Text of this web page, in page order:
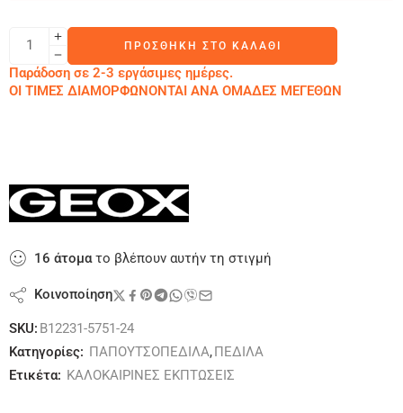
ΠΡΟΣΘΉΚΗ ΣΤΟ ΚΑΛΆΘΙ
Παράδοση σε 2-3 εργάσιμες ημέρες.
ΟΙ ΤΙΜΕΣ ΔΙΑΜΟΡΦΩΝΟΝΤΑΙ ΑΝΑ ΟΜΑΔΕΣ ΜΕΓΕΘΩΝ
16 άτοματο βλέπουν αυτήν τη στιγμή
Κοινοποίηση
SKU: B12231-5751-24
Κατηγορίες: ΠΑΠΟΥΤΣΟΠΕΔΙΛΑ,ΠΕΔΙΛΑ
Ετικέτα: ΚΑΛΟΚΑΙΡΙΝΕΣ ΕΚΠΤΩΣΕΙΣ